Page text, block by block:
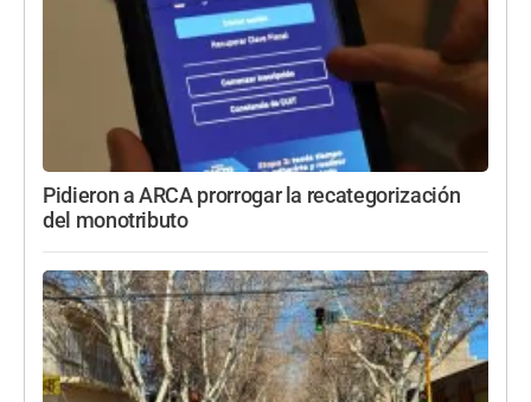
Pidieron a ARCA prorrogar la recategorización
del monotributo